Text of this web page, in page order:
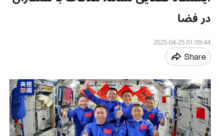
در فضا
01:09:44 2025-04-25
Share